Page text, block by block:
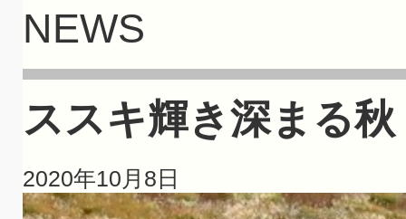
NEWS
ススキ輝き深まる
2020年10月8日